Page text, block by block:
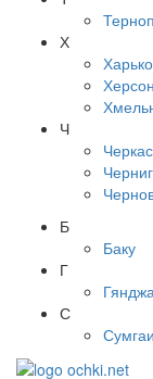
Х
Ч
Б
Баку
Г
С